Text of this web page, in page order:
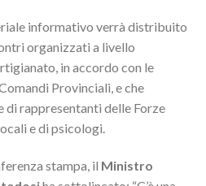
informativo verrà distribuito
organizzati a livello
in accordo con le
Provinciali, e che
di rappresentanti delle Forze
e di psicologi.
stampa, il Ministro